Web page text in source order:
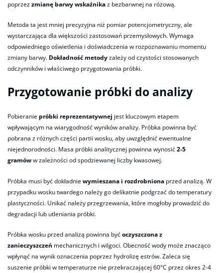
poprzezzmianę barwy wskaźnikaz bezbarwnej na różową.
Metoda ta jest mniej precyzyjna niż pomiar potencjometryczny, ale
wystarczająca dla większości zastosowań przemysłowych. Wymaga
odpowiedniego oświetlenia i doświadczenia w rozpoznawaniu momentu
zmiany barwy. Dokładność metodyzależy od czystości stosowanych
odczynników i właściwego przygotowania próbki.
Przygotowanie próbki do analizy
Pobieranie próbki reprezentatywnej jest kluczowym etapem
wpływającym na wiarygodność wyników analizy. Próbka powinna być
pobrana z różnych części partii wosku, aby uwzględnić ewentualne
niejednorodności. Masa próbki analitycznej powinna wynosić2-5
gramóww zależności od spodziewanej liczby kwasowej.
Próbka musi być dokładniewymieszana i rozdrobniona przed analizą. W
przypadku wosku twardego należy go delikatnie podgrzać do temperatury
plastyczności. Unikać należy przegrzewania, które mogłoby prowadzić do
degradacji lub utleniania próbki.
Próbka wosku przed analizą powinna byćoczyszczona z
zanieczyszczeń mechanicznych i wilgoci. Obecność wody może znacząco
wpłynąć na wynik oznaczenia poprzez hydrolizę estrów. Zaleca się
suszenie próbki w temperaturze nie przekraczającej 60°C przez okres 2-4